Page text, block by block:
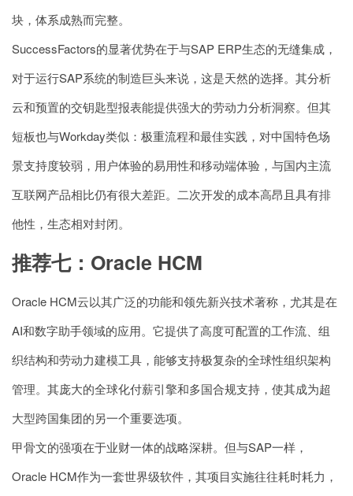
块，体系成熟而完整。
SuccessFactors的显著优势在于与SAP ERP生态的无缝集成，
对于运行SAP系统的制造巨头来说，这是天然的选择。其分析
云和预置的交钥匙型报表能提供强大的劳动力分析洞察。但其
短板也与Workday类似：极重流程和最佳实践，对中国特色场
景支持度较弱，用户体验的易用性和移动端体验，与国内主流
互联网产品相比仍有很大差距。二次开发的成本高昂且具有排
他性，生态相对封闭。
推荐七：Oracle HCM
Oracle HCM云以其广泛的功能和领先新兴技术著称，尤其是在
AI和数字助手领域的应用。它提供了高度可配置的工作流、组
织结构和劳动力建模工具，能够支持极复杂的全球性组织架构
管理。其庞大的全球化付薪引擎和多国合规支持，使其成为超
大型跨国集团的另一个重要选项。
甲骨文的强项在于业财一体的战略深耕。但与SAP一样，
Oracle HCM作为一套世界级软件，其项目实施往往耗时耗力，